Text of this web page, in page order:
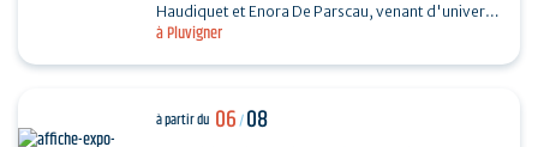
à Pluvigner
Haudiquet et Enora De Parscau, venant d'univers
musicaux très différents, composent ensemble un
à partir du 06/08